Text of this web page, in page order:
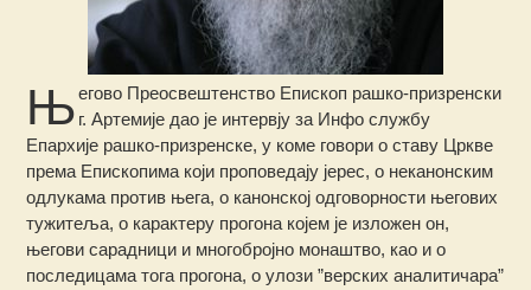
Његово Преосвештенство Епископ рашко-призренски
г. Артемије дао је интервју за Инфо службу
Епархије рашко-призренске, у коме говори о ставу Цркве
према Епископима који проповедају јерес, о неканонским
одлукама против њега, о канонској одговорности његових
тужитеља, о карактеру прогона којем је изложен он,
његови сарадници и многобројно монаштво, као и о
последицама тога прогона, о улози ”верских аналитичара”